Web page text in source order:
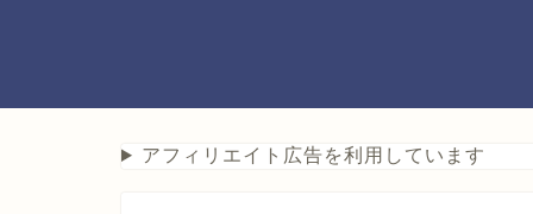
アフィリエイト広告を利用しています